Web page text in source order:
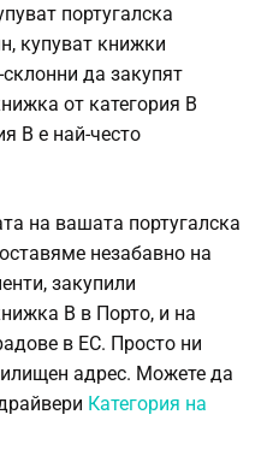
португалска
купуват книжки
да закупят
от категория B
B е най-често
на вашата португалска
незабавно на
закупили
B в Порто, и на
в ЕС. Просто ни
адрес. Можете да
Категория на